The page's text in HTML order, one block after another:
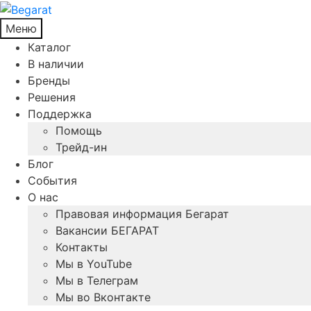
Меню
Каталог
В наличии
Бренды
Решения
Поддержка
Помощь
Трейд-ин
Блог
События
О нас
Правовая информация Бегарат
Вакансии БЕГАРАТ
Контакты
Мы в YouTube
Мы в Телеграм
Мы во Вконтакте